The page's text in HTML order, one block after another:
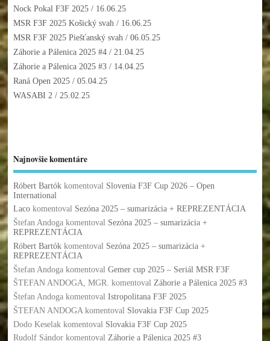
Nock Pokal F3F 2025/ 16.06.25
MSR F3F 2025 Košický svah/ 16.06.25
MSR F3F 2025 Piešťanský svah/ 06.05.25
Záhorie a Pálenica 2025 #4/ 21.04.25
Záhorie a Pálenica 2025 #3/ 14.04.25
Raná Open 2025/ 05.04.25
WASABI 2/ 25.02.25
Najnovšie komentáre
Róbert Bartókkomentoval Slovenia F3F Cup 2026 – Open
International
Lacokomentoval Sezóna 2025 – sumarizácia + REPREZENTÁCIA
Štefan Andogakomentoval Sezóna 2025 – sumarizácia +
REPREZENTÁCIA
Róbert Bartókkomentoval Sezóna 2025 – sumarizácia +
REPREZENTÁCIA
Štefan Andogakomentoval Gemer cup 2025 – Seriál MSR F3F
ŠTEFAN ANDOGA, MGR. komentoval Záhorie a Pálenica 2025 #3
Štefan Andogakomentoval Istropolitana F3F 2025
ŠTEFAN ANDOGAkomentoval Slovakia F3F Cup 2025
Dodo Keselakkomentoval Slovakia F3F Cup 2025
Rudolf Sándorkomentoval Záhorie a Pálenica 2025 #3